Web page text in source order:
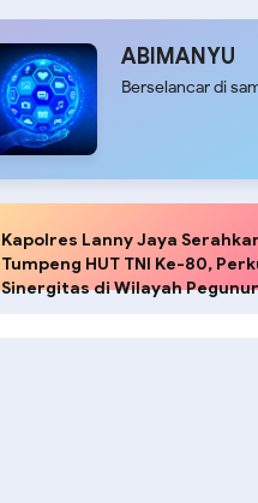
ABIMANYU
Berselancar di
Kapolres Lanny Jaya
Tumpeng HUT TNI Ke-80,
Sinergitas di Wilayah